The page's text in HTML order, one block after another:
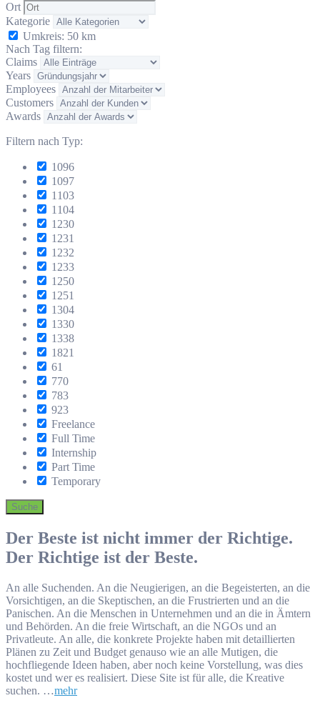
Ort
Kategorie
Umkreis: 50 km
Nach Tag filtern:
Claims
Years
Employees
Customers
Awards
Filtern nach Typ:
1096
1097
1103
1104
1230
1231
1232
1233
1250
1251
1304
1330
1338
1821
61
770
783
923
Freelance
Full Time
Internship
Part Time
Temporary
Suche
Der Beste ist nicht immer der Richtige.
Der Richtige ist der Beste.
An alle Suchenden. An die Neugierigen, an die Begeisterten, an die
Vorsichtigen, an die Skeptischen, an die Frustrierten und an die
Panischen. An die Menschen in Unternehmen und an die in Ämtern
und Behörden. An die freie Wirtschaft, an die NGOs und an
Privatleute. An alle, die konkrete Projekte haben mit detaillierten
Plänen zu Zeit und Budget genauso wie an alle Mutigen, die
hochfliegende Ideen haben, aber noch keine Vorstellung, was dies
kostet und wer es realisiert. Diese Site ist für alle, die Kreative
suchen. …mehr